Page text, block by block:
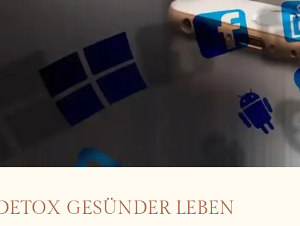
GESÜNDER LEBEN